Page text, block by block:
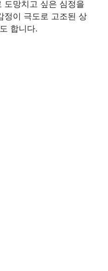
도망치고 싶은 심정을
정이 극도로 고조된 상
합니다.